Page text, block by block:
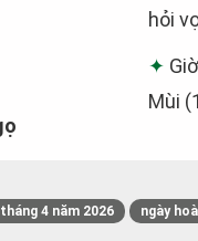
hỏi
Giờ
Mùi
4 năm 2026 ngày